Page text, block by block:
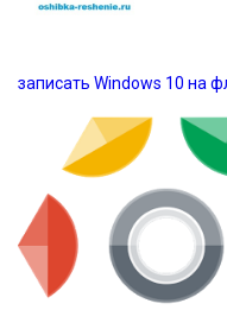
записать Windows 10 на